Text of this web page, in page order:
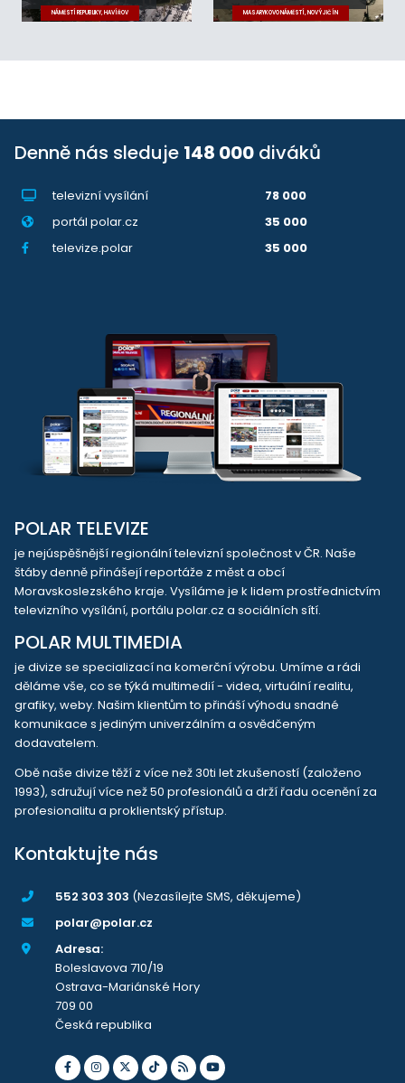
NÁMĚSTÍ REPUBLIKY, HAVÍŘOV MASARYKOVO NÁMĚSTÍ, NOVÝ JIČÍN
Denně nás sleduje 148 000 diváků
televizní vysílání
78 000
portál polar.cz
35 000
televize.polar
35 000
POLAR TELEVIZE
je nejúspěšnější regionální televizní společnost v ČR. Naše
štáby denně přinášejí reportáže z měst a obcí
Moravskoslezského kraje. Vysíláme je k lidem prostřednictvím
televizního vysílání, portálu polar.cz a sociálních sítí.
POLAR MULTIMEDIA
je divize se specializací na komerční výrobu. Umíme a rádi
děláme vše, co se týká multimedií - videa, virtuální realitu,
grafiky, weby. Našim klientům to přináší výhodu snadné
komunikace s jediným univerzálním a osvědčeným
dodavatelem.
Obě naše divize těží z více než 30ti let zkušeností (založeno
1993), sdružují více než 50 profesionálů a drží řadu ocenění za
profesionalitu a proklientský přístup.
Kontaktujte nás
552 303 303 (Nezasílejte SMS, děkujeme)
polar@polar.cz
Adresa:
Boleslavova 710/19
Ostrava-Mariánské Hory
709 00
Česká republika